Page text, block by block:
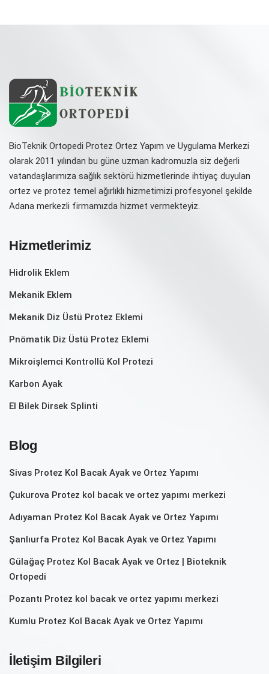
BioTeknik Ortopedi Protez Ortez Yapım ve Uygulama Merkezi
olarak 2011 yılından bu güne uzman kadromuzla siz değerli
vatandaşlarımıza sağlık sektörü hizmetlerinde ihtiyaç duyulan
ortez ve protez temel ağırlıklı hizmetimizi profesyonel şekilde
Adana merkezli firmamızda hizmet vermekteyiz.
Hizmetlerimiz
Hidrolik Eklem
Mekanik Eklem
Mekanik Diz Üstü Protez Eklemi
Pnömatik Diz Üstü Protez Eklemi
Mikroişlemci Kontrollü Kol Protezi
Karbon Ayak
El Bilek Dirsek Splinti
Blog
Sivas Protez Kol Bacak Ayak ve Ortez Yapımı
Çukurova Protez kol bacak ve ortez yapımı merkezi
Adıyaman Protez Kol Bacak Ayak ve Ortez Yapımı
Şanlıurfa Protez Kol Bacak Ayak ve Ortez Yapımı
Gülağaç Protez Kol Bacak Ayak ve Ortez | Bioteknik
Ortopedi
Pozantı‎ Protez kol bacak ve ortez yapımı merkezi
Kumlu Protez Kol Bacak Ayak ve Ortez Yapımı
İletişim Bilgileri